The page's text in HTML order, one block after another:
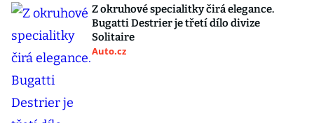
Z okruhové specialitky čirá elegance.
Bugatti Destrier je třetí dílo divize
Solitaire
Auto.cz